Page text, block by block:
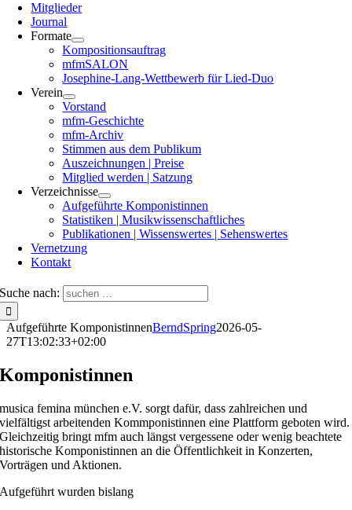
Mitglieder
Journal
Formate
Kompositionsauftrag
mfmSALON
Josephine-Lang-Wettbewerb für Lied-Duo
Verein
Vorstand
mfm-Geschichte
mfm-Archiv
Stimmen aus dem Publikum
Auszeichnungen | Preise
Mitglied werden | Satzung
Verzeichnisse
Aufgeführte Komponistinnen
Statistiken | Musikwissenschaftliches
Publikationen | Wissenswertes | Sehenswertes
Vernetzung
Kontakt
Suche nach:
Aufgeführte KomponistinnenBerndSpring2026-05-
27T13:02:33+02:00
Komponistinnen
musica femina münchen e.V. sorgt dafür, dass zahlreichen und
vielfältigst arbeitenden Kommponistinnen eine Plattform geboten wird.
Gleichzeitig bringt mfm auch längst vergessene oder wenig beachtete
historische Komponistinnen an die Öffentlichkeit in Konzerten,
Vorträgen und Aktionen.
Aufgeführt wurden bislang